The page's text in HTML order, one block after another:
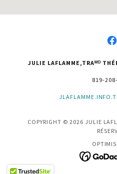
JULIE LAFLAMME,TRAᴹᴰ
819-
COPYRIGHT © 2026 JULIE